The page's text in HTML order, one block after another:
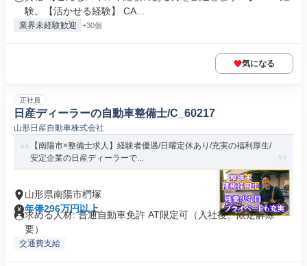
験。【活かせる経験】 CA...
業界未経験歓迎 +30個
気になる
正社員
日産ディーラーの自動車整備士/C_60217
山形日産自動車株式会社
【南陽市×整備士求人】経験者優遇/日曜定休あり/充実の福利厚生/
安定企業の日産ディーラーで...
山形県南陽市椚塚
年俸296万円以上
求める人材: 普通自動車免許 AT限定可（入社後、限定解除
要）
交通費支給